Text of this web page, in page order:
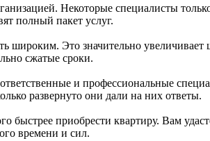
Некоторые специалисты
полный пакет услуг.
широким. Это значительно увеличивает
сжатые сроки.
и профессиональные
развернуто они дали на них ответы.
быстрее приобрести квартиру. Вам
времени и сил.